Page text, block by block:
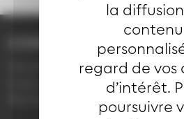
la
regard de vos
d’intérêt.
poursuivre
Demande d'information
du